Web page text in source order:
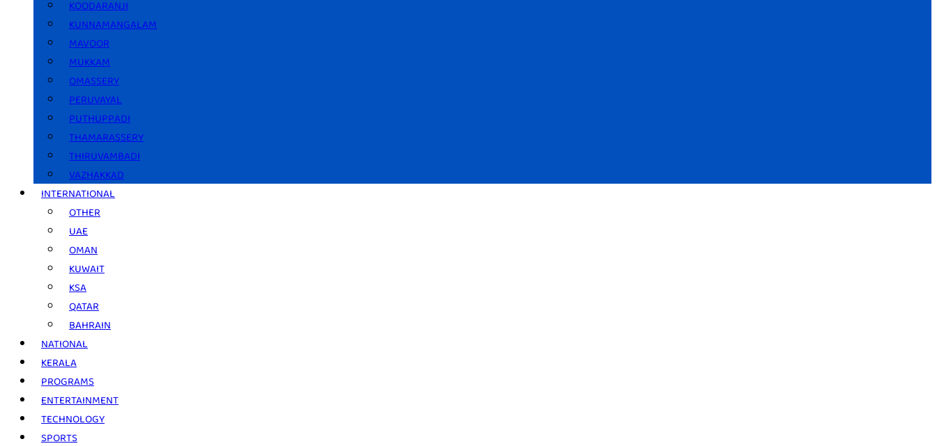
KOODARANJI
KUNNAMANGALAM
MAVOOR
MUKKAM
OMASSERY
PERUVAYAL
PUTHUPPADI
THAMARASSERY
THIRUVAMBADI
VAZHAKKAD
INTERNATIONAL
OTHER
UAE
OMAN
KUWAIT
KSA
QATAR
BAHRAIN
NATIONAL
KERALA
PROGRAMS
ENTERTAINMENT
TECHNOLOGY
SPORTS